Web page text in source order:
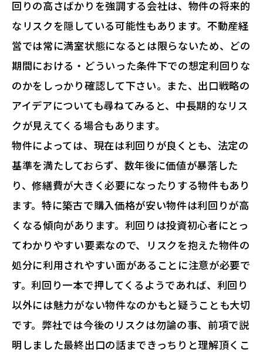
回りの高さばかりを強調する会社は、物件の将来的
なリスクを隠している可能性もあります。不動産経
営では常に満室状態になるとは限らないため、どの
期間における・どういった条件下での想定利回りな
のかをしっかり確認して下さい。また、出口戦略の
アイデアについても尋ねてみると、中長期的なリス
クが見えてくる場合もあります。
物件によっては、現在は利回りが良くとも、法定の
基準を満たしておらず、数年後に価値が暴落した
り、修繕費が大きく必要になったりする物件もあり
ます。特に築古で購入価格が安い物件は利回りが高
くなる傾向があります。利回りは投資初心者にとっ
てわかりやすい要素なので、リスクを抱えた物件の
処分に利用されやすい面があることに注意が必要で
す。利回り一本で押してくるようであれば、利回り
以外には魅力がない物件なのかもと疑うことも大切
です。弊社では今後のリスクは勿論の事、前項で説
明しました最終出口の話まできっちりと理解頂くこ